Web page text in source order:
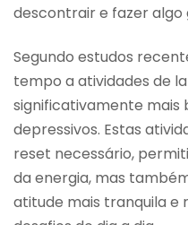
descontrair e fazer
Segundo estudos
tempo a atividades de
significativamente mais
depressivos. Estas
reset necessário,
da energia, mas
atitude mais tranquila e